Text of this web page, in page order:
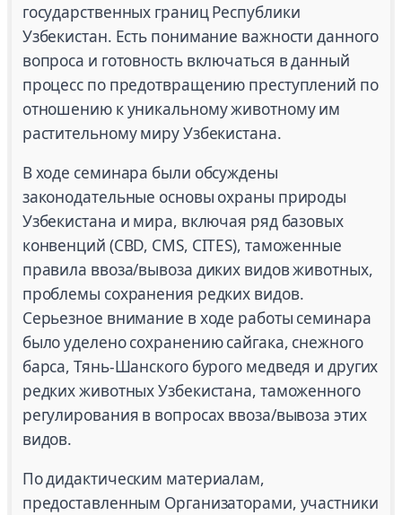
государственных границ Республики
Узбекистан. Есть понимание важности данного
вопроса и готовность включаться в данный
процесс по предотвращению преступлений по
отношению к уникальному животному им
растительному миру Узбекистана.
В ходе семинара были обсуждены
законодательные основы охраны природы
Узбекистана и мира, включая ряд базовых
конвенций (CBD, CMS, CITES), таможенные
правила ввоза/вывоза диких видов животных,
проблемы сохранения редких видов.
Серьезное внимание в ходе работы семинара
было уделено сохранению сайгака, снежного
барса, Тянь-Шанского бурого медведя и других
редких животных Узбекистана, таможенного
регулирования в вопросах ввоза/вывоза этих
видов.
По дидактическим материалам,
предоставленным Организаторами, участники